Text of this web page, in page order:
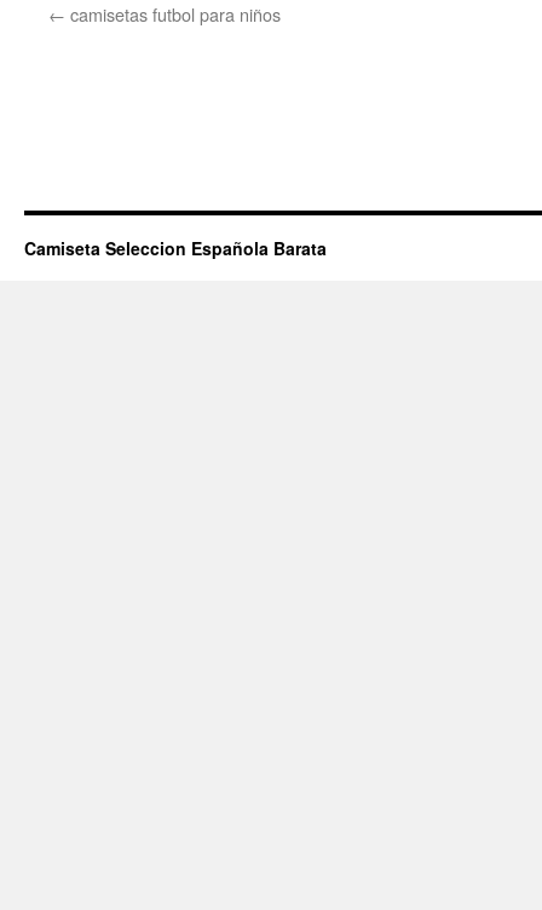
← camisetas futbol para niños
Camiseta Seleccion Española Barata